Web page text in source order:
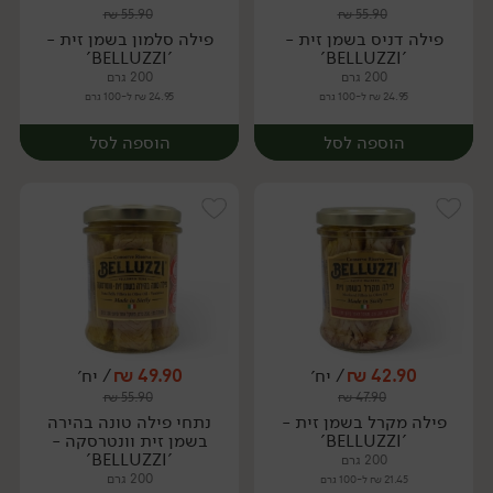
יח׳ יח׳ 55.90
₪
פילה דניס בשמן זית -
'BELLUZZI'
200 גרם
24.95 ₪ ל-100 גרם
הוספה לסל
יח׳
55.90
₪
פילה סלמון בשמן זית -
'BELLUZZI'
200 גרם
24.95 ₪ ל-100 גרם
הוספה לסל
יח׳
42.90
₪/ יח׳
47.90
₪
פילה מקרל בשמן זית -
'BELLUZZI'
200 גרם
21.45 ₪ ל-100 גרם
49.90
₪/ יח׳
55.90
₪
נתחי פילה טונה בהירה
בשמן זית וונטרסקה -
'BELLUZZI'
200 גרם